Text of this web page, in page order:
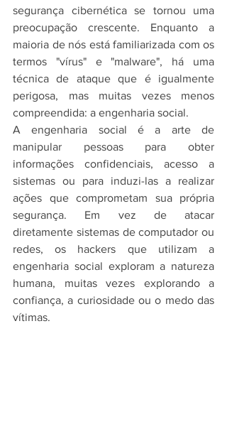
segurança cibernética se tornou uma
preocupação crescente. Enquanto a
maioria de nós está familiarizada com os
termos "vírus" e "malware", há uma
técnica de ataque que é igualmente
perigosa, mas muitas vezes menos
compreendida: a engenharia social.
A engenharia social é a arte de
manipular pessoas para obter
informações confidenciais, acesso a
sistemas ou para induzi-las a realizar
ações que comprometam sua própria
segurança. Em vez de atacar
diretamente sistemas de computador ou
redes, os hackers que utilizam a
engenharia social exploram a natureza
humana, muitas vezes explorando a
confiança, a curiosidade ou o medo das
vítimas.